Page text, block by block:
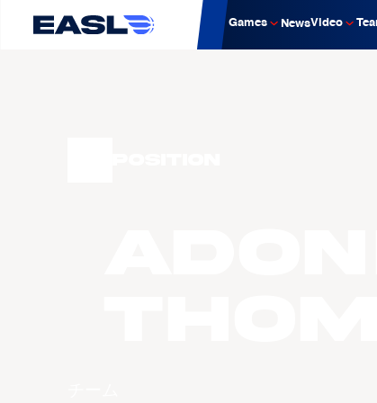
Games NewsVideo